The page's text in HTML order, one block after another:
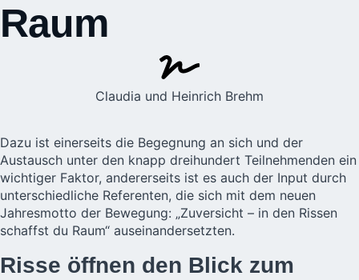
Raum
Claudia und Heinrich Brehm
Dazu ist einerseits die Begegnung an sich und der
Austausch unter den knapp dreihundert Teilnehmenden ein
wichtiger Faktor, andererseits ist es auch der Input durch
unterschiedliche Referenten, die sich mit dem neuen
Jahresmotto der Bewegung: „Zuversicht – in den Rissen
schaffst du Raum“ auseinandersetzten.
Risse öffnen den Blick zum